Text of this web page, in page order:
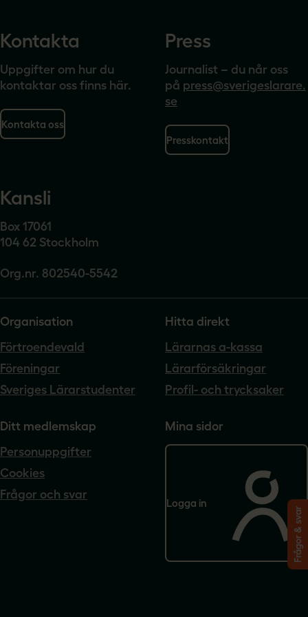
Kontakta
Uppgifter om hur du
kontaktar oss finns här.
Kontakta oss
Press
Journalist – du når oss
på press@sverigeslarare.
se
Presskontakt
Kansli
Box 17061
104 62 Stockholm
Org.nr. 802540-5542
Organisation
Förtroendevald
Föreningar
Sveriges Lärarstudenter
Hitta direkt
Lärarnas a-kassa
Lärarförsäkringar
Profil- och trycksaker
Ditt medlemskap
Personuppgifter
Cookies
Frågor och svar
Mina sidor
Logga in
Frågor & svar